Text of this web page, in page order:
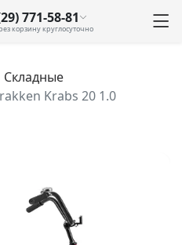
771-58-81
корзину круглосуточно
Складные
Krabs 20 1.0